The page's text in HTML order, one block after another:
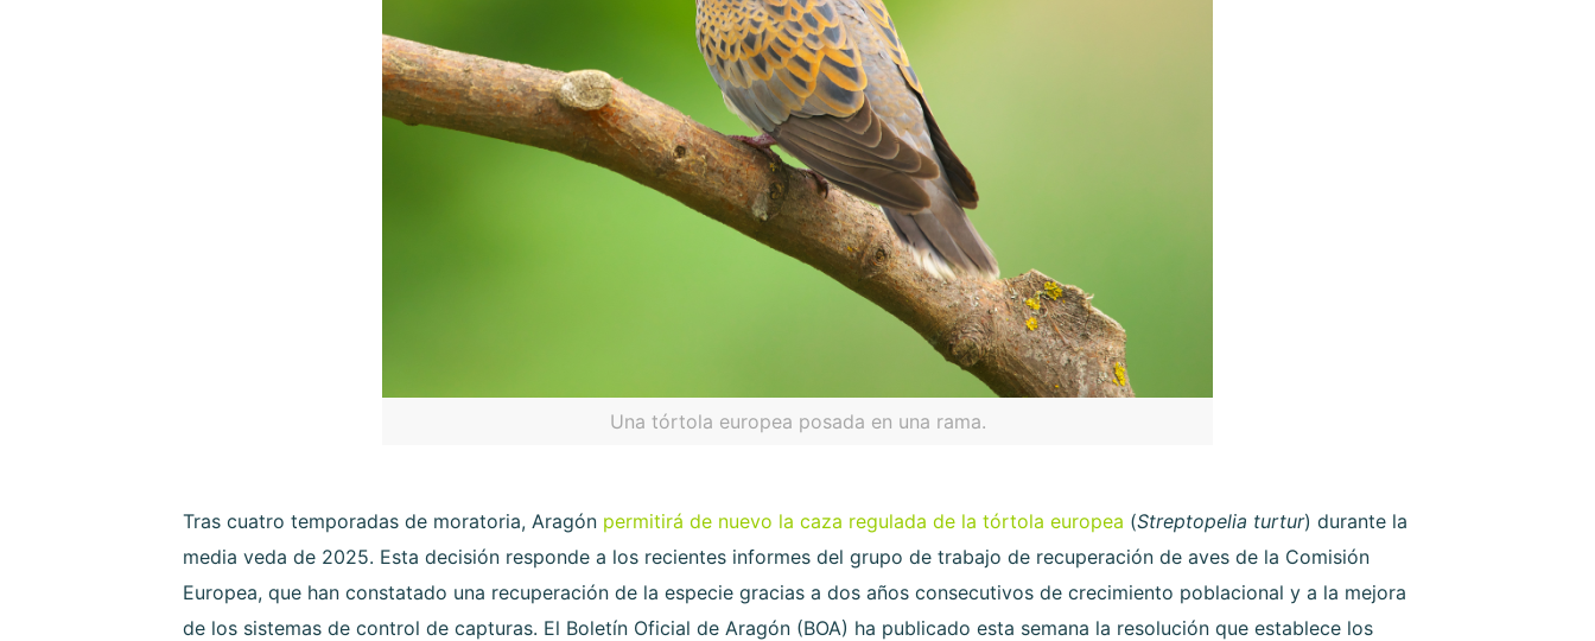
Una tórtola europea posada en una rama.
Tras cuatro temporadas de moratoria, Aragón permitirá de nuevo la caza regulada de la tórtola europea (Streptopelia turtur) durante la
media veda de 2025. Esta decisión responde a los recientes informes del grupo de trabajo de recuperación de aves de la Comisión
Europea, que han constatado una recuperación de la especie gracias a dos años consecutivos de crecimiento poblacional y a la mejora
de los sistemas de control de capturas. El Boletín Oficial de Aragón (BOA) ha publicado esta semana la resolución que establece los